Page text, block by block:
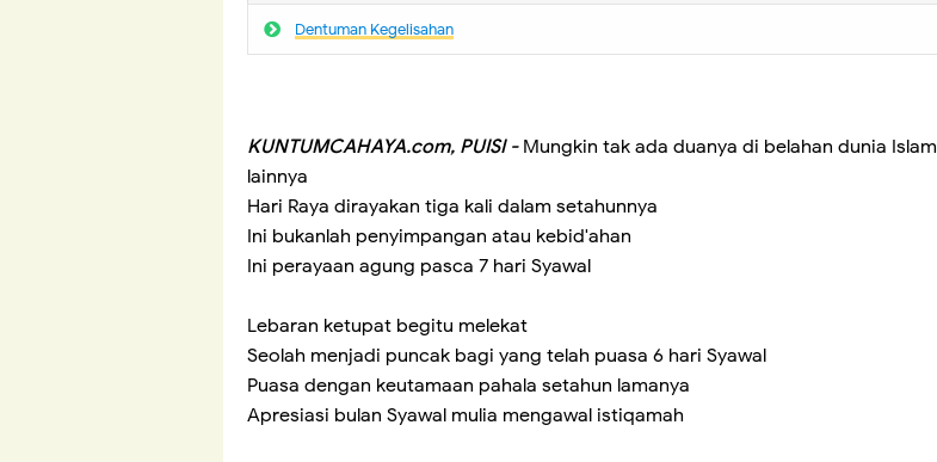
Dentuman Kegelisahan
KUNTUMCAHAYA.com, PUISI -Mungkin tak ada duanya di belahan dunia Islam
lainnya
Hari Raya dirayakan tiga kali dalam setahunnya
Ini bukanlah penyimpangan atau kebid'ahan
Ini perayaan agung pasca 7 hari Syawal
Lebaran ketupat begitu melekat
Seolah menjadi puncak bagi yang telah puasa 6 hari Syawal
Puasa dengan keutamaan pahala setahun lamanya
Apresiasi bulan Syawal mulia mengawal istiqamah